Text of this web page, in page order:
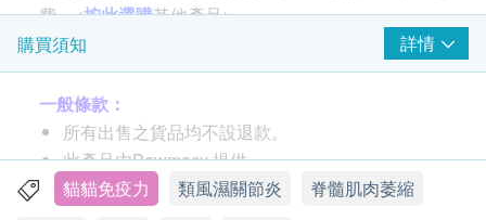
費。<按此選購其他產品>
Resvantage Canine含王牌保健成份 - 白藜蘆醇 - 寵物
專用配方有助老年貓提升活力精神。預防心血管疾病
丶糖尿病丶關節炎及腦退化。並輔助患癌寵物減輕不
適。採用微粒化和製藥級Licaps生產技術，針對貓狗
最佳吸收。
購買須知 詳情
一般條款：
所有出售之貨品均不設退款。
此產品由Pawmacy 提供。
如有任何爭議，Pawmacy 及 健康網購
貓貓免疫力 類風濕關節炎
脊髓肌肉萎縮